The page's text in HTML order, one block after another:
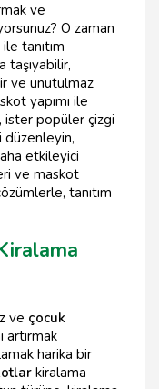
ve
O zaman
tanıtım
taşıyabilir,
ve unutulmaz
yapımı ile
ister popüler çizgi
düzenleyin,
etkileyici
ve maskot
tanıtım
ve çocuk
artırmak
harika bir
kiralama